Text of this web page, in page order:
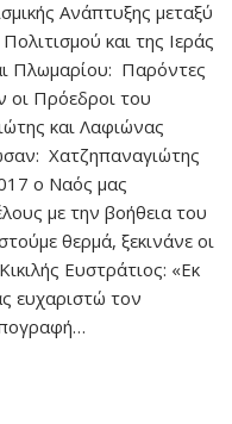
Ανάπτυξης μεταξύ
και της Ιεράς
Πλωμαρίου: Παρόντες
οι Πρόεδροι του
και Λαφιώνας
Χατζηπαναγιώτης
ο Ναός μας
με την βοήθεια του
θερμά, ξεκινάνε οι
Ευστράτιος: «Εκ
ευχαριστώ τον